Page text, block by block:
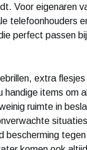
Voor eigenaren
telefoonhouders
perfect passen
extra
handige items om
ruimte in
bescherming